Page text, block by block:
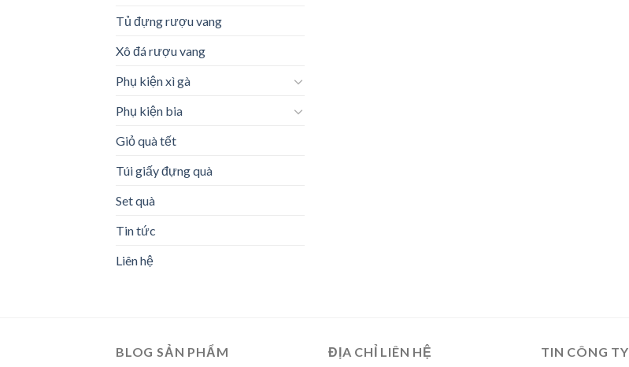
Tủ đựng rượu vang
Xô đá rượu vang
Phụ kiện xì gà
Phụ kiện bia
Giỏ quà tết
Túi giấy đựng quà
Set quà
Tin tức
Liên hệ
BLOG SẢN PHẨM ĐỊA CHỈ LIÊN HỆ TIN CÔNG TY